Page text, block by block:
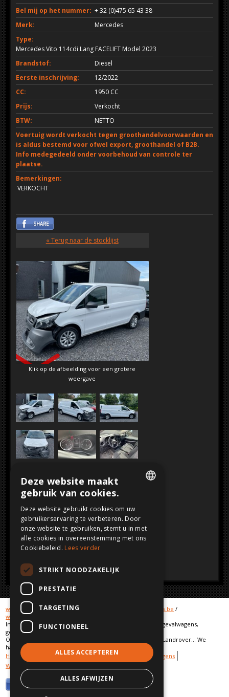
Bel mij op het nummer: + 32 (0)475 65 43 38
Merk:
Mercedes
Type:
Mercedes Vito 114cdi Lang FACELIFT Model 2023
Brandstof:
Diesel
Eerste inschrijving:
12/2022
CC:
1950 CC
Prijs:
Verkocht
BTW:
NETTO
Voertuig wordt verkocht tegen groothandelvoorwaarden en
is aldus bestemd voor ofwel export, groothandel of B2B.
Info medegedeeld onder voorbehoud van controle ter
plaatse.
Bemerkingen:
VERKOCHT
« Terug naar de stocklijst
SOLD
Klik op de afbeelding voor een grotere
weergave
www.crashcars.com / www.crashcar.com www.crashcars.be /
www.schadewagens.be
Import en export, aan en verkoop van schadewagens, ongevalwagens,
geaccidenteerde voertuigen.
Onze merken: Audi, BMW, Mercedes, Porsche, VW, Jeep, Landrover... We
hadden 266302 bezoekers vorig jaar.
Hot cars
Galerij verkochte wagens
Stocklijst schadewagens
Wij kopen uw schadewagen
FRENCH
ENGLISH
Deze website maakt
gebruik van cookies.
Deze website gebruikt cookies om uw
gebruikerservaring te verbeteren. Door
onze website te gebruiken, stemt u in met
alle cookies in overeenstemming met ons
Cookiebeleid. Lees verder
STRIKT NOODZAKELIJK
PRESTATIE
TARGETING
FUNCTIONEEL
ALLES ACCEPTEREN
ALLES AFWIJZEN